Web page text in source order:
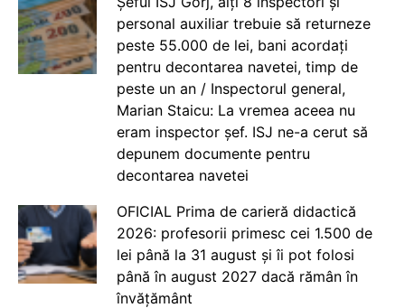
personal auxiliar trebuie să returneze
peste 55.000 de lei, bani acordați
pentru decontarea navetei, timp de
peste un an / Inspectorul general,
Marian Staicu: La vremea aceea nu
eram inspector șef. ISJ ne-a cerut să
depunem documente pentru
decontarea navetei
OFICIAL Prima de carieră didactică
2026: profesorii primesc cei 1.500 de
lei până la 31 august și îi pot folosi
până în august 2027 dacă rămân în
învățământ